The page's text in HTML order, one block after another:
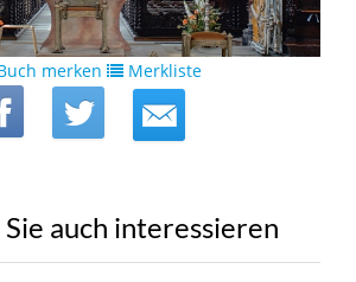
merken Merkliste
auch interessieren